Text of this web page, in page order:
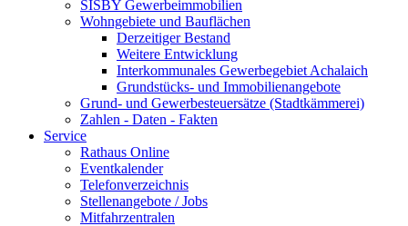
SISBY Gewerbeimmobilien
Wohngebiete und Bauflächen
Derzeitiger Bestand
Weitere Entwicklung
Interkommunales Gewerbegebiet Achalaich
Grundstücks- und Immobilienangebote
Grund- und Gewerbesteuersätze (Stadtkämmerei)
Zahlen - Daten - Fakten
Service
Rathaus Online
Eventkalender
Telefonverzeichnis
Stellenangebote / Jobs
Mitfahrzentralen